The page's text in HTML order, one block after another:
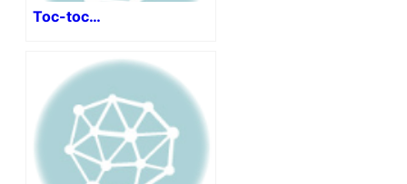
Toc-toc…